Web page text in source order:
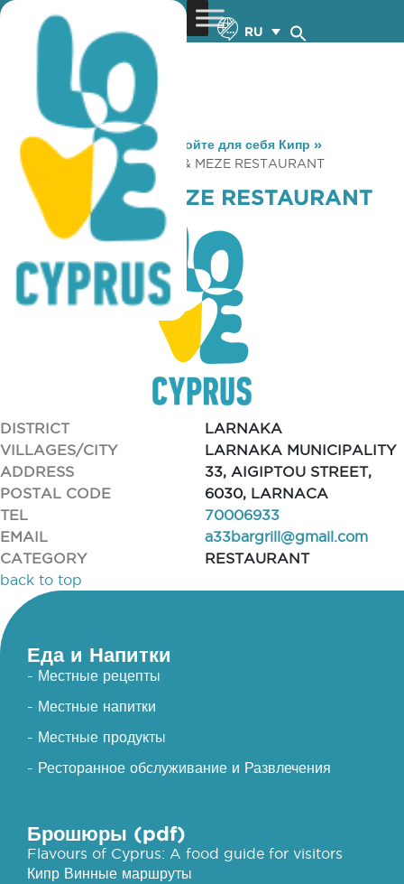
RU
You are here: Home »Откройте для себя Кипр »
Gastronomy
» A 33 GRILL & MEZE RESTAURANT
A 33 GRILL & MEZE RESTAURANT
DISTRICT
LARNAKA
VILLAGES/CITY
LARNAKA MUNICIPALITY
ADDRESS
33, AIGIPTOU STREET,
POSTAL CODE
6030, LARNACA
TEL
70006933
EMAIL
a33bargrill@gmail.com
CATEGORY
RESTAURANT
back to top
Еда и Напитки
- Местные рецепты
- Местные напитки
- Местные продукты
- Ресторанное обслуживание и Развлечения
Брошюры (pdf)
Flavours of Cyprus: A food guide for visitors
Кипр Винные маршруты